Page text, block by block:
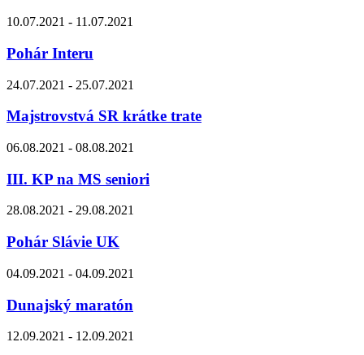
10.07.2021 - 11.07.2021
Pohár Interu
24.07.2021 - 25.07.2021
Majstrovstvá SR krátke trate
06.08.2021 - 08.08.2021
III. KP na MS seniori
28.08.2021 - 29.08.2021
Pohár Slávie UK
04.09.2021 - 04.09.2021
Dunajský maratón
12.09.2021 - 12.09.2021